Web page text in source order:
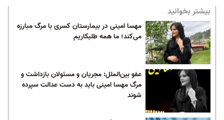
بیشتر بخوانید
مهسا امینی در بیمارستان کسری با مرگ مبارزه
می‌کند؛ ما همه طلبکاریم
عفو بین‌الملل: مجریان و مسئولان بازداشت و
مرگ مهسا امینی باید به دست عدالت سپرده
شوند